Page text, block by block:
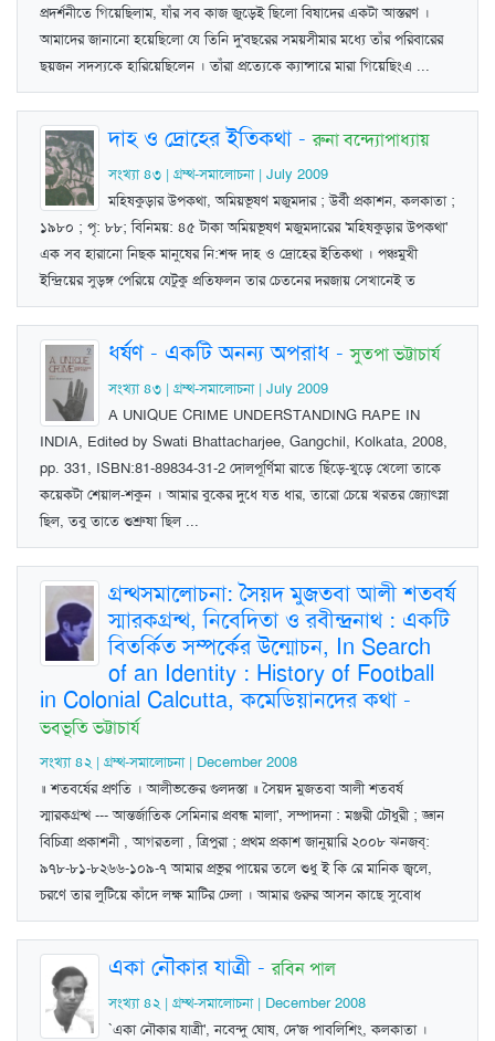
প্রদর্শনীতে গিয়েছিলাম, যাঁর সব কাজ জুড়েই ছিলো বিষাদের একটা আস্তরণ ।
আমাদের জানানো হয়েছিলো যে তিনি দু'বছরের সময়সীমার মধ্যে তাঁর পরিবারের
ছয়জন সদস্যকে হারিয়েছিলেন । তাঁরা প্রত্যেকে ক্যান্সারে মারা গিয়েছিংএ ...
দাহ ও দ্রোহের ইতিকথা-রুনা বন্দ্যোপাধ্যায়
সংখ্যা ৪৩ | গ্রম্থ-সমালোচনা | July 2009
মহিষকুড়ার উপকথা, অমিয়ভূষণ মজুমদার ; উর্বী প্রকাশন, কলকাতা ;
১৯৮০ ; পৃ: ৮৮; বিনিময়: ৪৫ টাকা অমিয়ভূষণ মজুমদারের 'মহিষকুড়ার উপকথা'
এক সব হারানো নিছক মানুষের নি:শব্দ দাহ ও দ্রোহের ইতিকথা । পঞ্চমুখী
ইন্দ্রিয়ের সুড়ঙ্গ পেরিয়ে যেটুকু প্রতিফলন তার চেতনের দরজায় সেখানেই ত
ধর্ষণ - একটি অনন্য অপরাধ -সুতপা ভট্টাচার্য
সংখ্যা ৪৩ | গ্রম্থ-সমালোচনা | July 2009
A UNIQUE CRIME UNDERSTANDING RAPE IN
INDIA, Edited by Swati Bhattacharjee, Gangchil, Kolkata, 2008,
pp. 331, ISBN:81-89834-31-2 দোলপূর্ণিমা রাতে ছিঁড়ে-খুড়ে খেলো তাকে
কয়েকটা শেয়াল-শকুন । আমার বুকের দুধে যত ধার, তারো চেয়ে খরতর জ্যোত্স্না
ছিল, তবু তাতে শুশ্রুষা ছিল ...
গ্রন্থসমালোচনা: সৈয়দ মুজতবা আলী শতবর্ষ
স্মারকগ্রন্থ, নিবেদিতা ও রবীন্দ্রনাথ : একটি
বিতর্কিত সম্পর্কের উন্মোচন, In Search
of an Identity : History of Football
in Colonial Calcutta, কমেডিয়ানদের কথা-
ভবভূতি ভট্টাচার্য
সংখ্যা ৪২ | গ্রম্থ-সমালোচনা | December 2008
॥ শতবর্ষের প্রণতি । আলীভক্তের গুলদস্তা ॥ সৈয়দ মুজতবা আলী শতবর্ষ
স্মারকগ্রন্থ --- আন্তর্জাতিক সেমিনার প্রবন্ধ মালা', সম্পাদনা : মঞ্জরী চৌধুরী ; জ্ঞান
বিচিত্রা প্রকাশনী , আগরতলা , ত্রিপুরা ; প্রথম প্রকাশ জানুয়ারি ২০০৮ ঝনজব্‌:
৯৭৮-৮১-৮২৬৬-১০৯-৭ আমার প্রভুর পায়ের তলে শুধু ই কি রে মানিক জ্বলে,
চরণে তার লুটিয়ে কাঁদে লক্ষ মাটির ঢেলা । আমার গুরুর আসন কাছে সুবোধ
একা নৌকার যাত্রী-রবিন পাল
সংখ্যা ৪২ | গ্রম্থ-সমালোচনা | December 2008
`একা নৌকার যাত্রী', নবেন্দু ঘোষ, দে'জ পাবলিশিং, কলকাতা ।